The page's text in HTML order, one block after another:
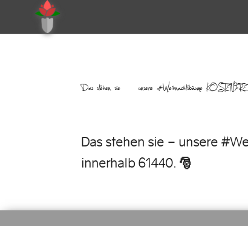
Das stehen sie – unsere #Weihnachtsbäume
Das stehen sie – unsere
innerhalb 61440. 🎅